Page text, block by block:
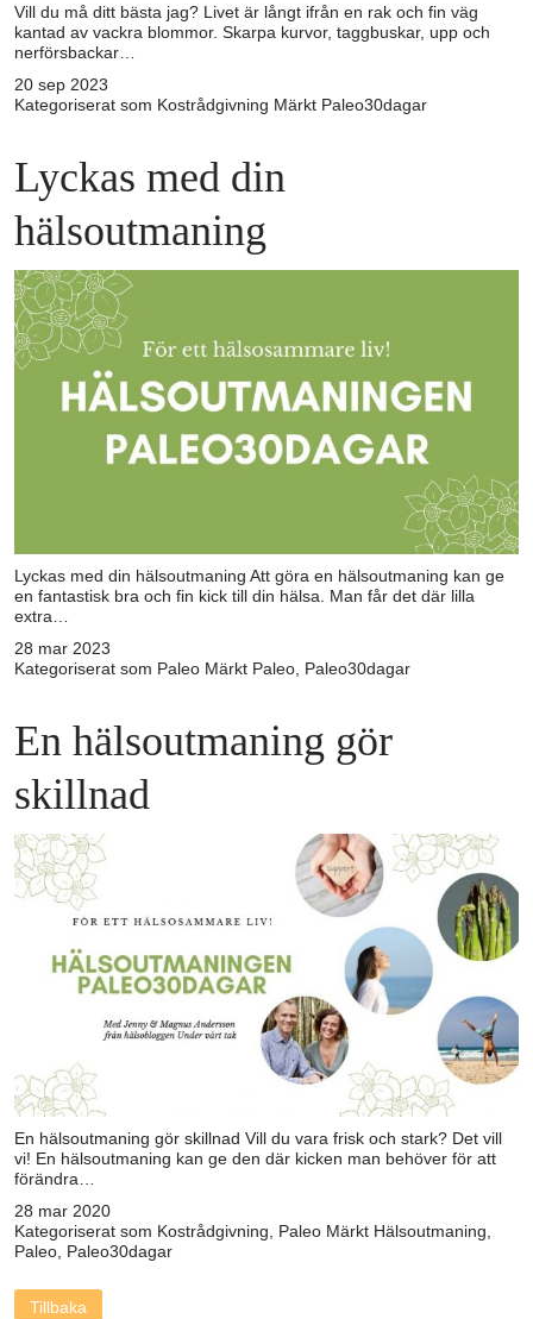
Vill du må ditt bästa jag? Livet är långt ifrån en rak och fin väg
kantad av vackra blommor. Skarpa kurvor, taggbuskar, upp och
nerförsbackar…
20 sep 2023
Kategoriserat som Kostrådgivning Märkt Paleo30dagar
Lyckas med din
hälsoutmaning
Lyckas med din hälsoutmaning Att göra en hälsoutmaning kan ge
en fantastisk bra och fin kick till din hälsa. Man får det där lilla
extra…
28 mar 2023
Kategoriserat som Paleo Märkt Paleo Paleo30dagar
En hälsoutmaning gör
skillnad
En hälsoutmaning gör skillnad Vill du vara frisk och stark? Det vill
vi! En hälsoutmaning kan ge den där kicken man behöver för att
förändra…
28 mar 2020
Kategoriserat som Kostrådgivning, Paleo Märkt Hälsoutmaning,
Paleo, Paleo30dagar
Tillbaka